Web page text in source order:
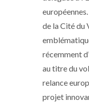
de la Cité du
récemment
au titre du
relance
projet